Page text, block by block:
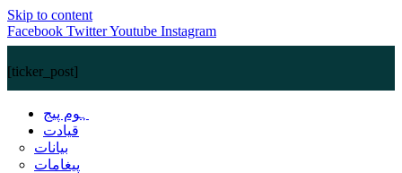
Skip to content
Facebook TwitterYoutube Instagram
[ticker_post]
ہوم پیج
قیادت
بیانات
پیغامات